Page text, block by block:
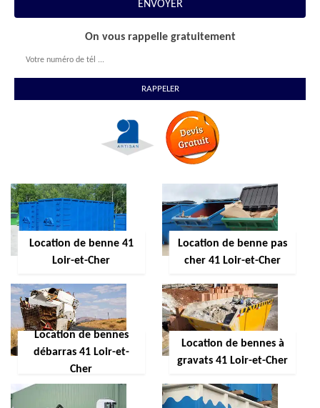
On vous rappelle gratuitement
Location de benne 41
Loir-et-Cher
Location de benne pas
cher 41 Loir-et-Cher
Location de bennes
débarras 41 Loir-et-
Cher
Location de bennes à
gravats 41 Loir-et-Cher